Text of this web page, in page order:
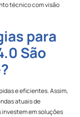
técnico com visão
para
São
e eficientes. Assim,
atuais de
em soluções